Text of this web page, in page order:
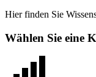
Hier finden Sie
Wählen Sie eine